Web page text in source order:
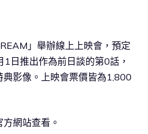
」舉辦線上上映會，預定
日推出作為前日談的第0話，
典影像。上映會票價皆為1,800
網站查看。